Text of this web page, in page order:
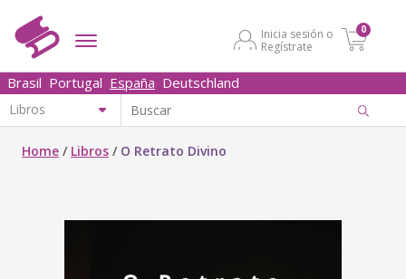
Inicia sesión o
Regístrate
0
Brasil Portugal España Deutschland
Home / Libros / O Retrato Divino